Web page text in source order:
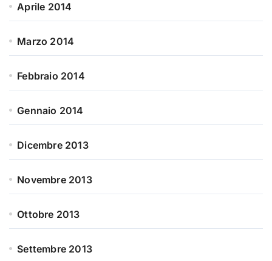
Aprile 2014
Marzo 2014
Febbraio 2014
Gennaio 2014
Dicembre 2013
Novembre 2013
Ottobre 2013
Settembre 2013